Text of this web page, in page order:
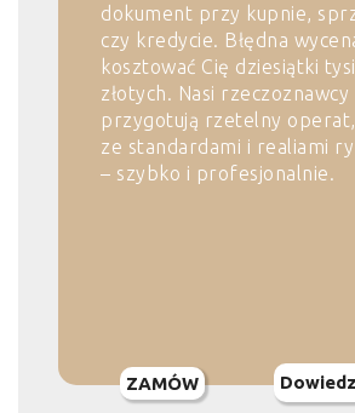
dokument przy kupnie,
czy kredycie. Błędna
kosztować Cię dziesiątki
złotych. Nasi rzeczoznawcy
przygotują rzetelny
ze standardami i realiami
– szybko i profesjonalnie.
ZAMÓW